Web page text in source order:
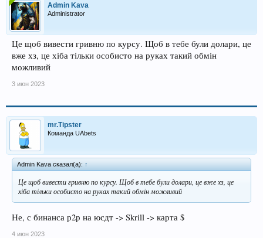
Admin Kava
Administrator
Це щоб вивести гривню по курсу. Щоб в тебе були долари, це
вже хз, це хіба тільки особисто на руках такий обмін
можливий
3 июн 2023
mr.Tipster
Команда UAbets
Admin Kava сказал(а): ↑
Це щоб вивести гривню по курсу. Щоб в тебе були долари, це вже хз, це
хіба тільки особисто на руках такий обмін можливий
Не, с бинанса р2р на юсдт -> Skrill -> карта $
4 июн 2023